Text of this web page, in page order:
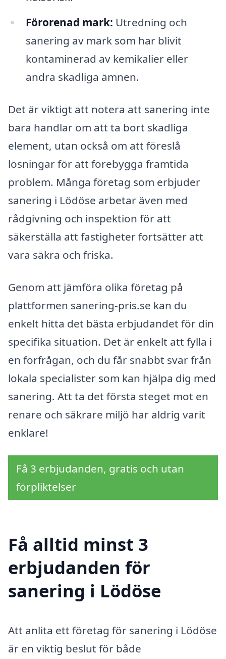
Förorenad mark: Utredning och
sanering av mark som har blivit
kontaminerad av kemikalier eller
andra skadliga ämnen.
Det är viktigt att notera att sanering inte
bara handlar om att ta bort skadliga
element, utan också om att föreslå
lösningar för att förebygga framtida
problem. Många företag som erbjuder
sanering i Lödöse arbetar även med
rådgivning och inspektion för att
säkerställa att fastigheter fortsätter att
vara säkra och friska.
Genom att jämföra olika företag på
plattformen sanering-pris.se kan du
enkelt hitta det bästa erbjudandet för din
specifika situation. Det är enkelt att fylla i
en förfrågan, och du får snabbt svar från
lokala specialister som kan hjälpa dig med
sanering. Att ta det första steget mot en
renare och säkrare miljö har aldrig varit
enklare!
Få 3 erbjudanden, gratis och utan
förpliktelser
Få alltid minst 3
erbjudanden för
sanering i Lödöse
Att anlita ett företag för sanering i Lödöse
är en viktig beslut för både